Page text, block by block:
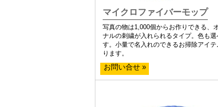
マイクロファイバーモップ
写真の物は1,000個からお作りできる、
ナルの刺繍が入れられるタイプ。色も選
す。小量で名入れのできるお掃除アイテ
ります。
お問い合せ »